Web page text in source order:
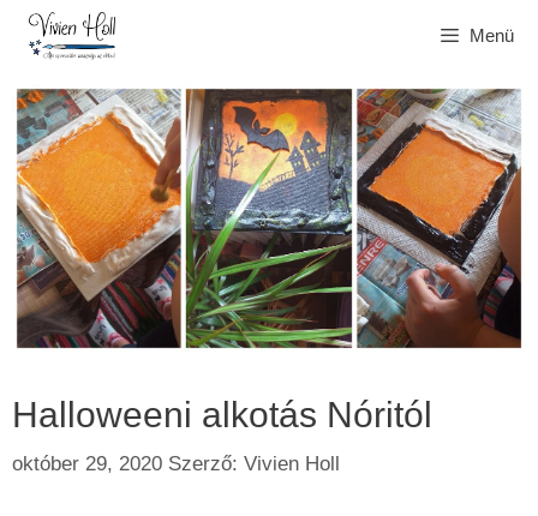
Kilépés
Menü
Halloweeni alkotás Nóritól
október 29, 2020 Szerző: Vivien Holl